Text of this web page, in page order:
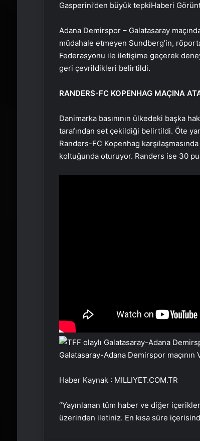
Gasperini’den büyük tepkiHaberi
Adana Demirspor – Galatasaray
müdahale etmeyen Sundberg’in,
Federasyonu ile iletişime geçerek
geri çevrildikleri belirtildi.
RANDERS-FC KOPENHAG MAÇINA
Danimarka basınının ülkedeki başka
tarafından set çekildiği belirtildi. Öte
Randers-FC Kopenhag
koltuğunda oturuyor. Randers ise 30
Galatasaray-Adana Demirspor maçının
Haber Kaynak : MILLIYET.COM.TR
“Yayınlanan tüm haber ve diğer
üzerinden iletiniz. En kısa süre